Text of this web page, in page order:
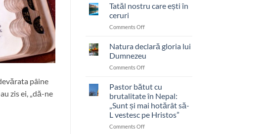
pâine
zis ei, „dă-ne
Tatăl nostru care ești în
ceruri
Comments Offon
nostru
care
ești
în
Natura declară gloria lui
Dumnezeu
Comments Offon
declară
gloria
lui
Dumnezeu
Pastor bătut cu
brutalitate în Nepal:
„Sunt și mai hotărât să-
L vestesc pe Hristos”
Comments Offon